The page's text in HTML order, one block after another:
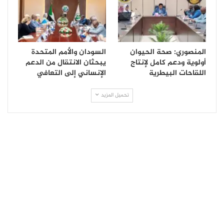
المنصوري: صحة الحيوان
أولوية ودعم كامل لإنتاج
اللقاحات البيطرية
السودان والأمم المتحدة
يبحثان الانتقال من الدعم
الإنساني إلى التعافي
تحميل المزيد